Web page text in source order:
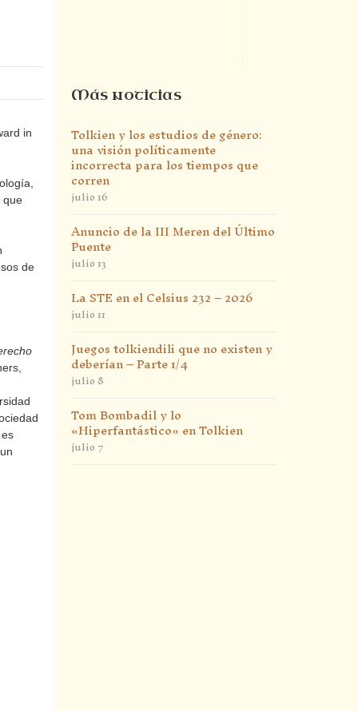
in
que
de
Más noticias
Tolkien y los estudios de género:
una visión políticamente
incorrecta para los tiempos que
corren
julio 16
Anuncio de la III Meren del Último
Puente
julio 13
La STE en el Celsius 232 – 2026
julio 11
Juegos tolkiendili que no existen y
deberían – Parte 1/4
julio 8
Tom Bombadil y lo
«Hiperfantástico» en Tolkien
julio 7